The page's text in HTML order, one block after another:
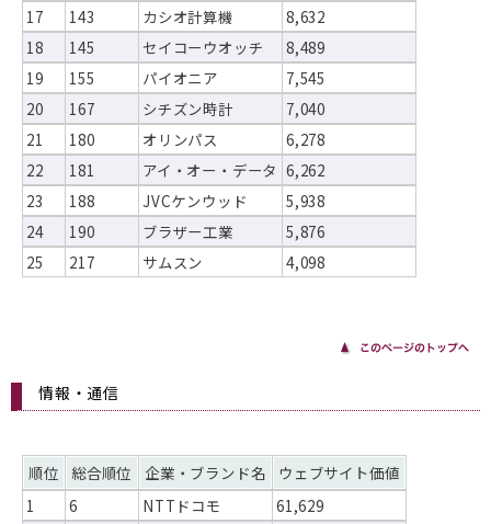
17
143 カシオ計算機
8,632
18
145 セイコーウオッチ
8,489
19
155 パイオニア
7,545
20
167 シチズン時計
7,040
21
180 オリンパス
6,278
22
181 アイ・オー・データ 6,262
23
188 JVCケンウッド
5,938
24
190 ブラザー工業
5,876
25
217 サムスン 4,098
情報・通信
順位 総合順位 企業・ブランド名
ウェブサイト価値
1
6 NTTドコモ
61,629